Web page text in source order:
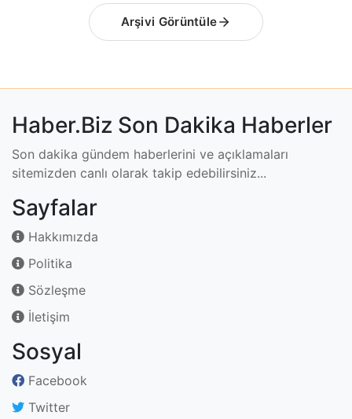
Arşivi Görüntüle
Haber.Biz Son Dakika Haberler
Son dakika gündem haberlerini ve açıklamaları
sitemizden canlı olarak takip edebilirsiniz...
Sayfalar
Hakkımızda
Politika
Sözleşme
İletişim
Sosyal
Facebook
Twitter